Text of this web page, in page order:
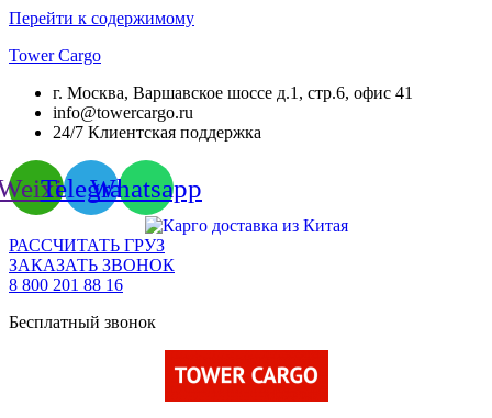
Перейти к содержимому
Tower Cargo
г. Москва, Варшавское шоссе д.1, стр.6, офис 41
info@towercargo.ru
24/7 Клиентская поддержка
TelegramWhatsapp
РАССЧИТАТЬ ГРУЗ
ЗАКАЗАТЬ ЗВОНОК
8 800 201 88 16
Бесплатный звонок